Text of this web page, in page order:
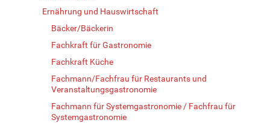
Ernährung und Hauswirtschaft
Bäcker/Bäckerin
Fachkraft für Gastronomie
Fachkraft Küche
Fachmann/Fachfrau für Restaurants und
Veranstaltungsgastronomie
Fachmann für Systemgastronomie / Fachfrau für
Systemgastronomie